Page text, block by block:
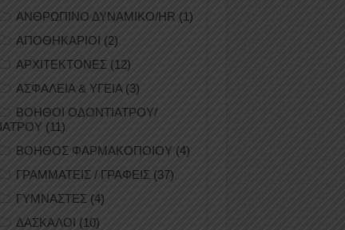
ΑΝΘΡΩΠΙΝΟ ΔΥΝΑΜΙΚΟ/HR (1)
ΑΠΟΘΗΚΑΡΙΟΙ (2)
ΑΡΧΙΤΕΚΤΟΝΕΣ (12)
ΑΣΦΑΛΕΙΑ & ΥΓΕΙΑ (3)
ΒΟΗΘΟΙ ΟΔΟΝΤΙΑΤΡΟΥ/
ΙΑΤΡΟΥ(11)
ΒΟΗΘΟΣ ΦΑΡΜΑΚΟΠΟΙΟΥ (4)
ΓΡΑΜΜΑΤΕΙΣ / ΓΡΑΦΕΙΣ (37)
ΓΥΜΝΑΣΤΕΣ (4)
ΔΑΣΚΑΛΟΙ (10)